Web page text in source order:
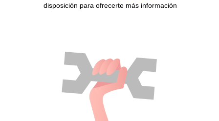
disposición para ofrecerte más información